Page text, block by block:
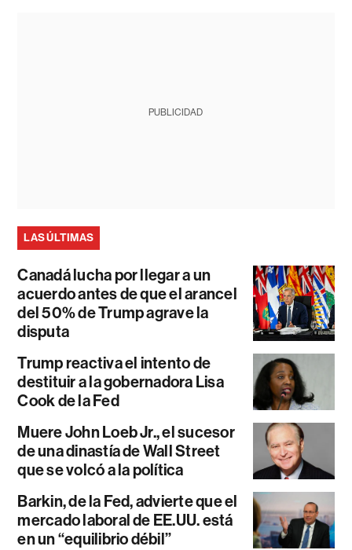
PUBLICIDAD
LAS ÚLTIMAS
Canadá lucha por llegar a un
acuerdo antes de que el arancel
del 50% de Trump agrave la
disputa
Trump reactiva el intento de
destituir a la gobernadora Lisa
Cook de la Fed
Muere John Loeb Jr., el sucesor
de una dinastía de Wall Street
que se volcó a la política
Barkin, de la Fed, advierte que el
mercado laboral de EE.UU. está
en un “equilibrio débil”